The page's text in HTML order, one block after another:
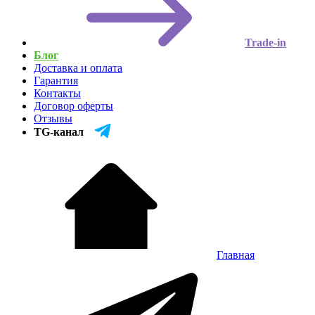
Trade-in
Блог
Доставка и оплата
Гарантия
Контакты
Договор оферты
Отзывы
TG-канал
Главная